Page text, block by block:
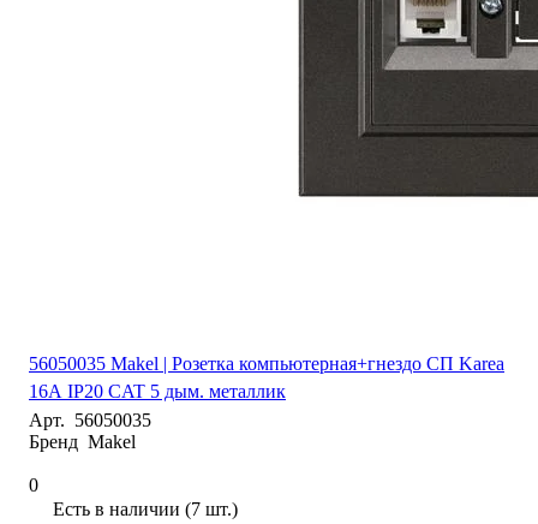
56050035 Makel | Розетка компьютерная+гнездо СП Karea
16А IP20 CAT 5 дым. металлик
Арт. 56050035
Бренд Makel
0
Есть в наличии (7 шт.)